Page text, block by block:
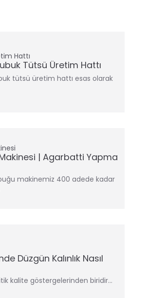
Hattı
Tütsü Üretim Hattı
tütsü üretim hattı esas olarak
| Agarbatti Yapma
makinemiz 400 adede kadar
Düzgün Kalınlık Nasıl
kalite göstergelerinden biridir…